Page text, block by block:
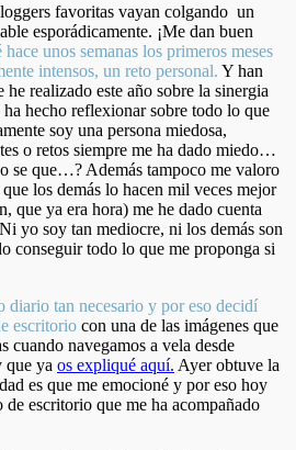
favoritas vayan colgando un
esporádicamente. ¡Me dan buen
unos semanas los primeros meses
intensos, un reto personal. Y han
realizado este año sobre la sinergia
ha hecho reflexionar sobre todo lo que
soy una persona miedosa,
o retos siempre me ha dado miedo…
se que…? Además tampoco me valoro
los demás lo hacen mil veces mejor
que ya era hora) me he dado cuenta
yo soy tan mediocre, ni los demás son
conseguir todo lo que me proponga si
diario tan necesario y por eso decidí
escritorio con una de las imágenes que
cuando navegamos a vela desde
que ya os expliqué aquí. Ayer obtuve la
es que me emocioné y por eso hoy
escritorio que me ha acompañado